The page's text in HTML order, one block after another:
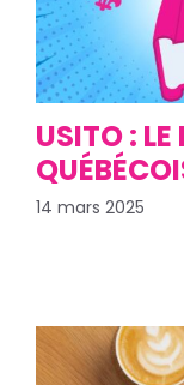
USITO :
14 mars 2025